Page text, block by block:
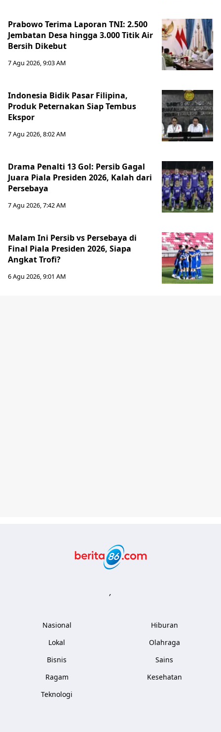
Prabowo Terima Laporan TNI: 2.500
Jembatan Desa hingga 3.000 Titik Air
Bersih Dikebut
7 Agu 2026, 9:03 AM
Indonesia Bidik Pasar Filipina,
Produk Peternakan Siap Tembus
Ekspor
7 Agu 2026, 8:02 AM
Drama Penalti 13 Gol: Persib Gagal
Juara Piala Presiden 2026, Kalah dari
Persebaya
7 Agu 2026, 7:42 AM
Malam Ini Persib vs Persebaya di
Final Piala Presiden 2026, Siapa
Angkat Trofi?
6 Agu 2026, 9:01 AM
,
Nasional
Lokal
Bisnis
Ragam
Teknologi
Hiburan
Olahraga
Sains
Kesehatan